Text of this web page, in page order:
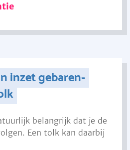
inzet gebaren-
belangrijk dat je de
Een tolk kan daarbij